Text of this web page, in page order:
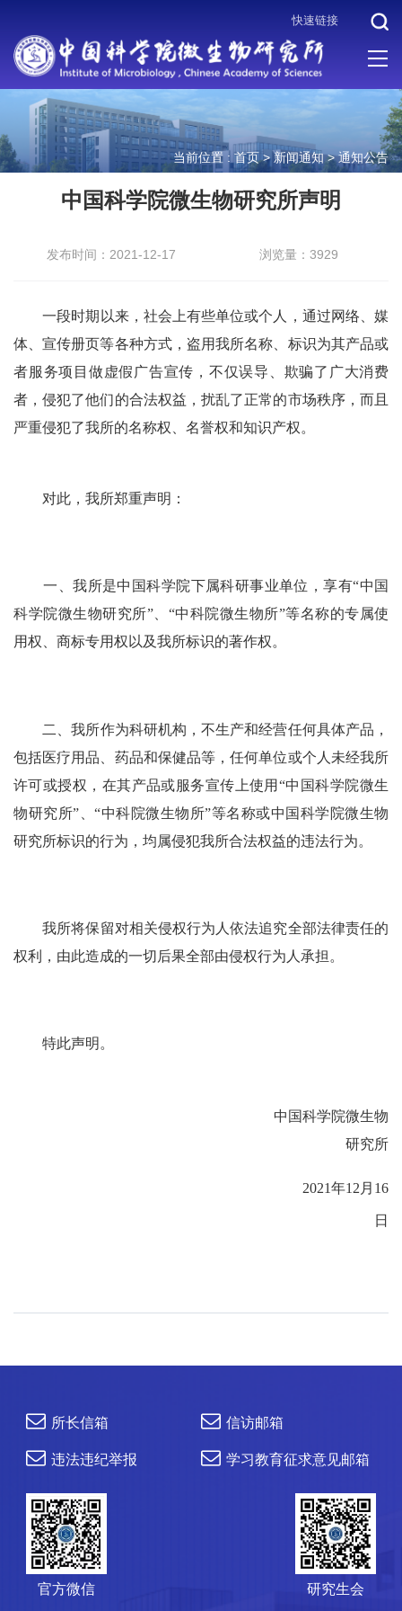
快速链接
当前位置 : 首页>新闻通知>通知公告
中国科学院微生物研究所声明
发布时间：2021-12-17 浏览量：3929
一段时期以来，社会上有些单位或个人，通过网络、媒
体、宣传册页等各种方式，盗用我所名称、标识为其产品或
者服务项目做虚假广告宣传，不仅误导、欺骗了广大消费
者，侵犯了他们的合法权益，扰乱了正常的市场秩序，而且
严重侵犯了我所的名称权、名誉权和知识产权。
对此，我所郑重声明：
一、我所是中国科学院下属科研事业单位，享有“中国
科学院微生物研究所”、“中科院微生物所”等名称的专属使
用权、商标专用权以及我所标识的著作权。
二、我所作为科研机构，不生产和经营任何具体产品，
包括医疗用品、药品和保健品等，任何单位或个人未经我所
许可或授权，在其产品或服务宣传上使用“中国科学院微生
物研究所”、“中科院微生物所”等名称或中国科学院微生物
研究所标识的行为，均属侵犯我所合法权益的违法行为。
我所将保留对相关侵权行为人依法追究全部法律责任的
权利，由此造成的一切后果全部由侵权行为人承担。
特此声明。
中国科学院微生物
研究所
2021年12月16
日
所长信箱 信访邮箱
违法违纪举报 学习教育征求意见邮箱
官方微信 研究生会